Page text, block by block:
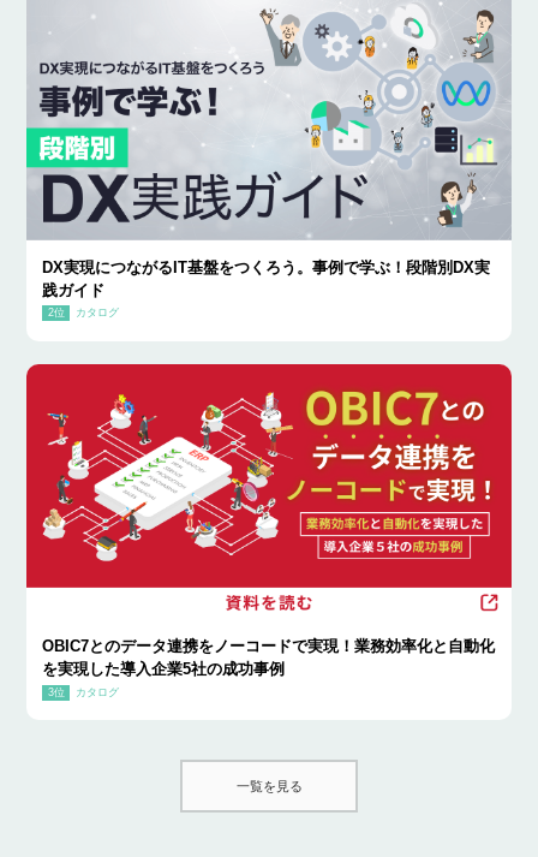
DX実現につながるIT基盤をつくろう。事例で学ぶ！段階別DX実
践ガイド
カタログ
OBIC7とのデータ連携をノーコードで実現！業務効率化と自動化
を実現した導入企業5社の成功事例
カタログ
一覧を見る